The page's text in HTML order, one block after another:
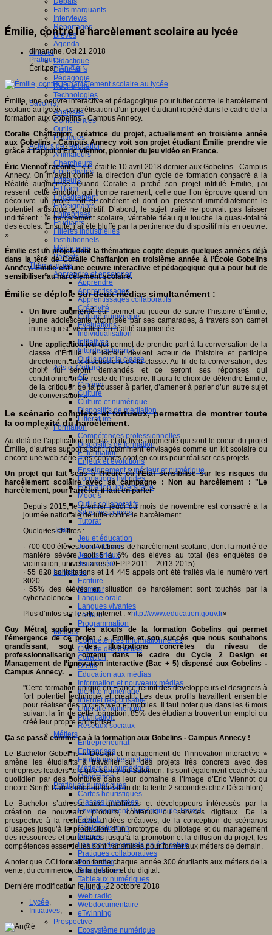
Faits marquants
Interviews
Reportages
Brèves
Agenda
Innover
Didactique
Dispositifs
Pédagogie
Recherche
Technologies
Savoir(s)
Analyses
Conférences
Outils
Pratiques
Acteurs de l'éducation
Animateurs
Chercheurs
Collectivités
Editeurs
EdTech
Encadrement
Enseignants
Entreprises
Etudiants
Filières industrielles
Institutionnels
Médiateurs
Parents
Thématiques
Apprendre et enseigner
Apprendre
Apprentissages
Apprentissages collaboratifs
Créativité
Culture numérique
Evaluations
Individualisation
Initiatives
Interdisciplinarité
Outils pour la classe
Arts et Culture
Art
Cinéma
Culture
Culture et numérique
Dispositifs de médiation
Littérature
Formation
Compétences professionnelles
Dispositifs de formation
E- formation
Enjeux et évolutions
Enseignement supérieur et numérique
Formations hybrides
Formation universitaire
Mooc’s
Outils collaboratifs
Sites ressources
Tutorat
Jeux
Jeu et éducation
Jeux 4/12 ans
Jeux sérieux
Jeux vidéo
Langages
Ecriture
Humour
Langue orale
Langues vivantes
Lecture
Programmation
Médias
Compétences informationnelles
Culture des médias
Curation
Droits
Education aux médias
Information et nouveaux médias
Identité numérique
Internet responsable
Littératie numérique
Publication
Réseaux sociaux
Métiers
Entrepreneuriat
Entreprises
Evolutions des métiers
Métiers du numérique
Orientation
Pratiques numériques
Cartes heuristiques
Classes inversées
Environnement Numérique de Travail
Fablab
Géolocalisation
Images
Les mondes virtuels en éducation
Pratiques collaboratives
Podcasting
Smartphones
Tableaux numériques
Tablettes
Web radio
Webdocumentaire
eTwinning
Prospective
Ecosystème numérique
Émilie, contre le harcèlement scolaire au lycée
dimanche, Oct 21 2018
Pratiques
Écrit parAn@é
Émilie, une oeuvre interactive et pédagogique pour lutter contre le harcèlement
scolaire au lycée : concrétisation d’un projet étudiant repéré dans le cadre de la
formation aux Gobelins - Campus Annecy.
Coralie Chaffanjon, créatrice du projet, actuellement en troisième année
aux Gobelins - Campus Annecy voit son projet étudiant Émilie prendre vie
grâce à l’appui d’Éric Viennot, pionnier du jeu vidéo en France.
Éric Viennot raconte: « C’était le 10 avril 2018 dernier aux Gobelins - Campus
Annecy. On m’avait confié la direction d’un cycle de formation consacré à la
Réalité augmentée. Quand Coralie a pitché son projet intitulé Émilie, j’ai
ressenti cette émotion qui trompe rarement, celle que l’on éprouve quand on
découvre un projet fort et cohérent et dont on pressent immédiatement le
potentiel artistique et narratif. D’abord, le sujet traité ne pouvait pas laisser
indifférent : le harcèlement scolaire, véritable fléau qui touche la quasi-totalité
des écoles. Ensuite, j’ai été bluffé par la pertinence du dispositif mis en oeuvre.
»
Émilie est un projet, dont la thématique cogite depuis quelques années déjà
dans la tête de Coralie Chaffanjon en troisième année à l’École Gobelins
Annecy. Émilie est une oeuvre interactive et pédagogique qui a pour but de
sensibiliser au harcèlement scolaire.
Émilie se déploie sur deux médias simultanément :
Un livre augmentéqui permet au joueur de suivre l’histoire d’Émilie,
jeune adolescente victimisée par ses camarades, à travers son carnet
intime qui se visualise en réalité augmentée.
Une application jeuqui permet de prendre part à la conversation de la
classe d’Émilie. Le lecteur devient acteur de l’histoire et participe
directement aux discussions de la classe. Au fil de la conversation, des
choix lui seront demandés et ce seront ses réponses qui
conditionneront le reste de l’histoire. Il aura le choix de défendre Émilie,
de la critiquer, de la pousser à parler, d’amener à parler d’un autre sujet
de conversation...
Le scénario complexe et tortueux, permettra de montrer toute
la complexité du harcèlement.
Au-delà de l’application mobile et du livre augmenté qui sont le coeur du projet
Émilie, d’autres supports sont notamment envisagés comme un kit scolaire ou
encore une web série. Les contacts sont en cours pour réaliser ces projets.
Un projet qui fait sens à l’heure où l’État sensibilise sur les risques du
harcèlement scolaire avec sa campagne : Non au harcèlement : "Le
harcèlement, pour l’arrêter, il faut en parler"
Depuis 2015, le premier jeudi du mois de novembre est consacré à la
journée nationale de lutte contre le harcèlement.
Quelques chiffres :
∙ 700 000 élèves sont victimes de harcèlement scolaire, dont la moitié de
manière sévère, soit 5 à 6% des élèves au total (les enquêtes de
victimation, universitaires, DEPP 2011 – 2013-2015)
∙ 55 828 sollicitations et 14 445 appels ont été traités via le numéro vert
3020
∙ 55% des élèves en situation de harcèlement sont touchés par la
cyberviolence
Plus d’infos sur le site internet : « http://www.education.gouv.fr»
Guy Métral souligne les atouts de la formation Gobelins qui permet
l’émergence de ce projet : « Emilie et son succès que nous souhaitons
grandissant, sont des illustrations concrètes du niveau de
professionnalisation obtenu dans le cadre du Cycle 2 Design et
Management de l’innovation interactive (Bac + 5) dispensé aux Gobelins -
Campus Annecy.
"Cette formation unique en France réunit des développeurs et designers à
fort potentiel technique et créatif. Les deux profils travaillent ensemble
pour réaliser des projets web et mobiles. Il faut noter que dans les 6 mois
suivant la fin de cette formation, 85% des étudiants trouvent un emploi ou
créé leur propre entreprise."
Ça se passe comme ça à la formation aux Gobelins - Campus Annecy !
Le Bachelor Gobelins « Design et management de l’innovation interactive »
amène les étudiants à travailler sur des projets très concrets avec des
entreprises leaders tels que Somfy ou Salomon. Ils sont également coachés au
quotidien par des pointures dans leur domaine à l’image d’Eric Viennot ou
encore Serge Darrieumerlou (création de la tente 2 secondes chez Décathlon).
Le Bachelor s’adresse aux graphistes et développeurs intéressés par la
création de nouveaux produits, contenus ou services digitaux. De la
prospective à la recherche d’idées créatives, de la conception de scénarios
d’usages jusqu’à la production d’un prototype, du pilotage et du management
des ressources et partenaires jusqu’à la promotion et la diffusion du projet, les
compétences essentielles sont transmises pour former aux métiers de demain.
A noter que CCI formation forme chaque année 300 étudiants aux métiers de la
vente, du commerce, de la gestion et du digital.
Dernière modification le lundi, 22 octobre 2018
Lycée,
Initiatives,